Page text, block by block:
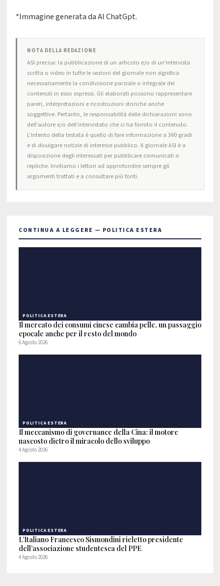
*Immagine generata da AI ChatGpt.
NOTA DELLA REDAZIONE
ASI precisa: la pubblicazione di un articolo e/o di un'intervista
scritta o video in tutte le sezioni del giornale non significa
necessariamente la condivisione parziale o integrale dei
contenuti in esso espressi. Gli elaborati possono rappresentare
pareri, interpretazioni e ricostruzioni storiche anche
soggettive. Pertanto, le responsabilità delle dichiarazioni sono
dell'autore e/o dell'intervistato che ci ha fornito il contenuto.
L'intento della testata è quello di fare informazione a 360 gradi
e di divulgare notizie di interesse pubblico. Il giornale ASI è a
disposizione degli interessati per pubblicare comunicati o
repliche. Invitiamo i lettori ad approfondire sempre gli
argomenti trattati e a consultare più fonti.
CONTINUA A LEGGERE — POLITICA ESTERA
POLITICA ESTERA
Il mercato dei consumi cinese cambia pelle, un passaggio
epocale anche per il resto del mondo
6 Agosto 2026
POLITICA ESTERA
Il meccanismo di governance della Cina: il motore
nascosto dietro il miracolo dello sviluppo
4 Agosto 2026
POLITICA ESTERA
L’Italiano Francesco Sismondini rieletto presidente
dell’associazione studentesca del PPE
4 Agosto 2026